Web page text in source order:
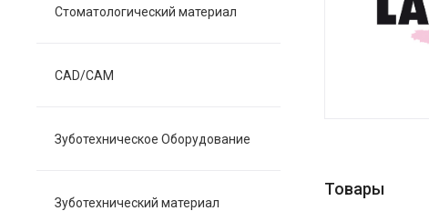
Товары
Стоматологический материал
CAD/CAM
Зуботехническое Оборудование
Зуботехнический материал